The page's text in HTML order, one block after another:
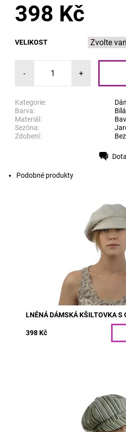
398 Kč
VELIKOST
- +
Kategorie:
Barva:
Bílá
Materiál:
Sezóna:
Zdobení:
Podobné produkty
MODEL: R16 | Moderní lněná
gumou, která zajišťuje komfort
v létě chladí a čepice se proto
Skladem
R16/S
LNĚNÁ DÁMSKÁ KŠILTOVKA S
398 Kč
MODEL: R21 | Dámská
barvách vyrobená z
v zadním díle vždy drží pevně a
Skladem
R21/S